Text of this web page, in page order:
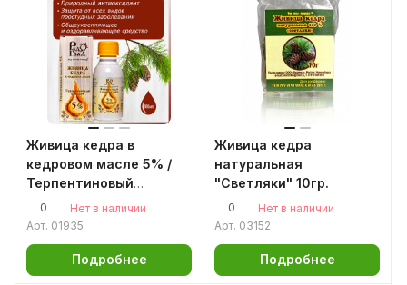
Живица кедра в
кедровом масле 5% /
Терпентиновый
бальзам 100мл /
кедровая живица
0
Нет в наличии
Арт. 01935
Подробнее
Живица кедра
натуральная
"Светляки" 10гр.
0
Нет в наличии
Арт. 03152
Подробнее